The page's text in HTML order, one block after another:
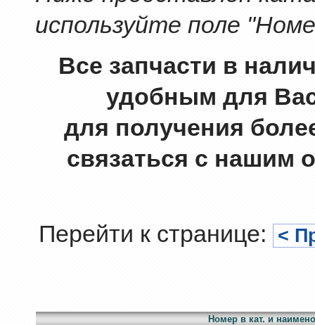
используйте поле
Все запчасти в
удобным для
для получения
связаться с нашим
Перейти к странице: <
Номер в кат. и